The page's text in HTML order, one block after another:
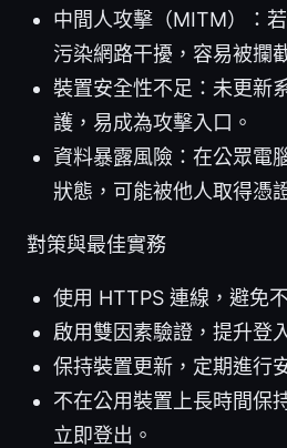
中間人攻擊（MITM）：
污染網路干擾，容易被攔
裝置安全性不足：未更新
護，易成為攻擊入口。
資料暴露風險：在公眾電
狀態，可能被他人取得憑
對策與最佳實務
使用 HTTPS 連線，避免
啟用雙因素驗證，提升登
保持裝置更新，定期進行
不在公用裝置上長時間保
立即登出。